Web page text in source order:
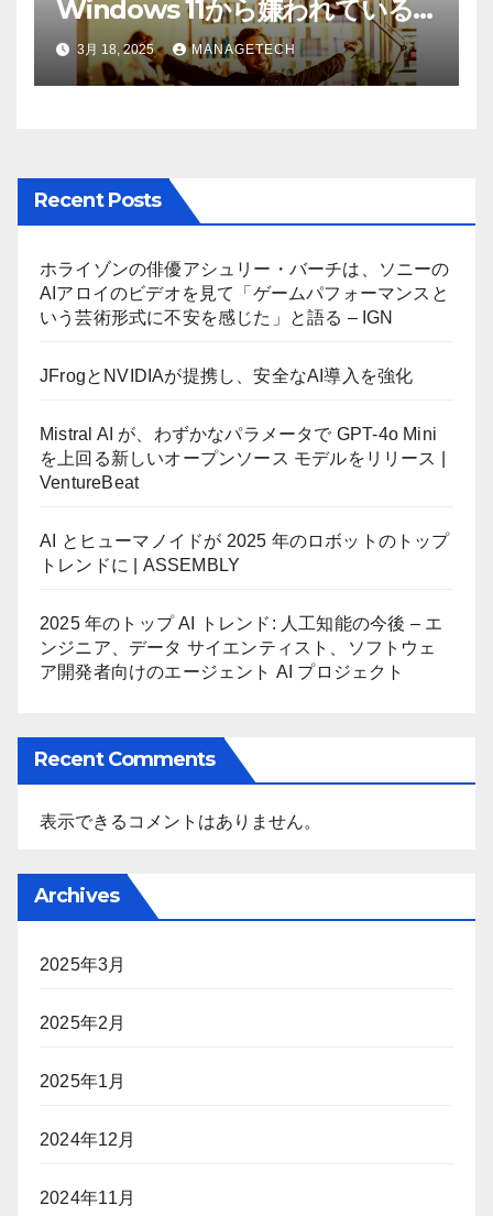
Windows 11から嫌われている
AI機能を削除したことにユーザ
ーが歓喜
3月 18, 2025 MANAGETECH
Recent Posts
ホライゾンの俳優アシュリー・バーチは、ソニーの
AIアロイのビデオを見て「ゲームパフォーマンスと
いう芸術形式に不安を感じた」と語る – IGN
JFrogとNVIDIAが提携し、安全なAI導入を強化
Mistral AI が、わずかなパラメータで GPT-4o Mini
を上回る新しいオープンソース モデルをリリース |
VentureBeat
AI とヒューマノイドが 2025 年のロボットのトップ
トレンドに | ASSEMBLY
2025 年のトップ AI トレンド: 人工知能の今後 – エ
ンジニア、データ サイエンティスト、ソフトウェ
ア開発者向けのエージェント AI プロジェクト
Recent Comments
表示できるコメントはありません。
Archives
2025年3月
2025年2月
2025年1月
2024年12月
2024年11月